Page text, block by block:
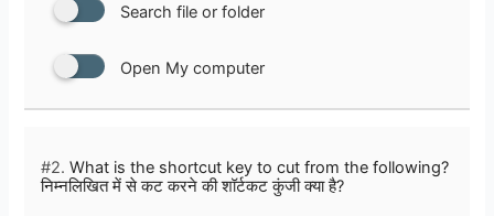
Search file or folder
Open My computer
#2. What is the shortcut key to cut from the following?
निम्नलिखित में से कट करने की शॉर्टकट कुंजी क्या है?